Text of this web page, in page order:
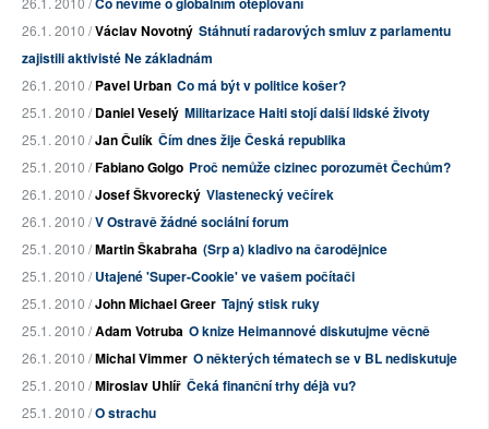
26.1. 2010 /Václav Novotný Stáhnutí radarových smluv z parlamentu
zajistili aktivisté Ne základnám
26.1. 2010 /Pavel Urban Co má být v politice košer?
25.1. 2010 /Daniel Veselý Militarizace Haiti stojí další lidské životy
25.1. 2010 /Jan Čulík Čím dnes žije Česká republika
25.1. 2010 /Fabiano Golgo Proč nemůže cizinec porozumět Čechům?
26.1. 2010 /Josef Škvorecký Vlastenecký večírek
26.1. 2010 /V Ostravě žádné sociální forum
25.1. 2010 /Martin Škabraha (Srp a) kladivo na čarodějnice
25.1. 2010 /Utajené 'Super-Cookie' ve vašem počítači
25.1. 2010 /John Michael Greer Tajný stisk ruky
25.1. 2010 /Adam Votruba O knize Heimannové diskutujme věcně
26.1. 2010 /Michal Vimmer O některých tématech se v BL nediskutuje
25.1. 2010 /Miroslav Uhlíř Čeká finanční trhy déjà vu?
25.1. 2010 /O strachu